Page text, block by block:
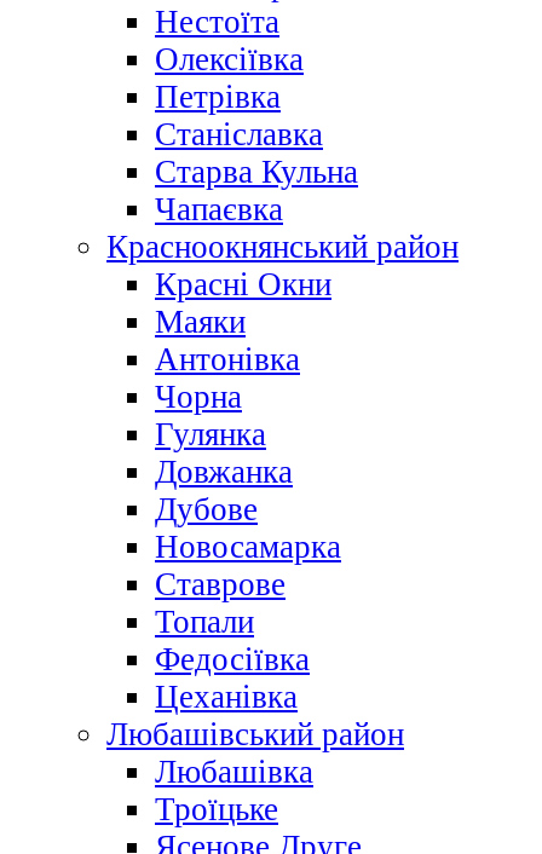
Нестоїта
Олексіївка
Петрівка
Станіславка
Старва Кульна
Чапаєвка
Красноокнянський район
Красні Окни
Маяки
Антонівка
Чорна
Гулянка
Довжанка
Дубове
Новосамарка
Ставрове
Топали
Федосіївка
Цеханівка
Любашівський район
Любашівка
Троїцьке